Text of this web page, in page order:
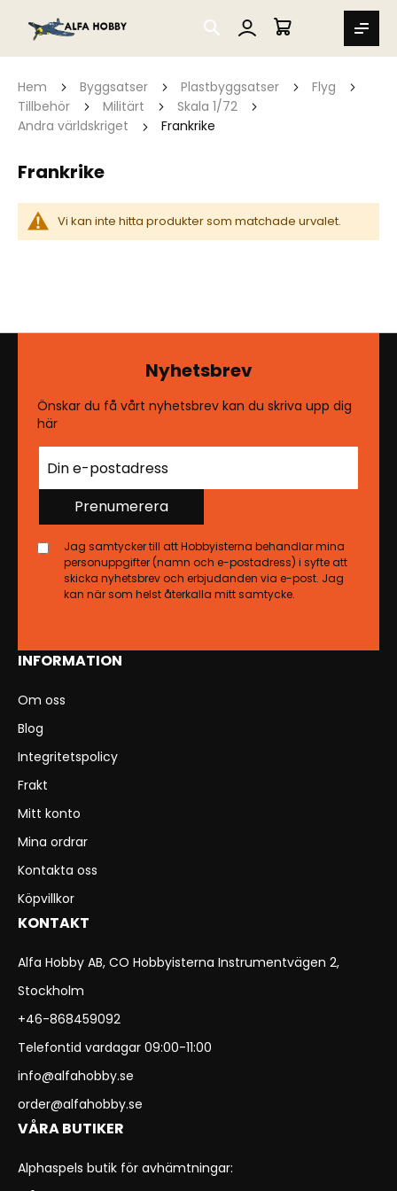
SEARCH
MIN VARUKORG
Hem Byggsatser Plastbyggsatser
Flyg
Tillbehör
Militärt
Skala 1/72
Andra världskriget
Frankrike
Frankrike
Vi kan inte hitta produkter som matchade urvalet.
INFORMATION
Om oss
Blog
Integritetspolicy
Frakt
Mitt konto
Mina ordrar
Kontakta oss
Köpvillkor
KONTAKT
Alfa Hobby AB, CO Hobbyisterna Instrumentvägen 2,
Stockholm
+46-868459092
Telefontid vardagar 09:00-11:00
info@alfahobby.se
order@alfahobby.se
VÅRA BUTIKER
Alphaspels butik för avhämtningar:
Nyhetsbrev
Önskar du få vårt nyhetsbrev kan du skriva upp dig
här
Prenumerera
Jag samtycker till att Hobbyisterna behandlar mina
personuppgifter (namn och e-postadress) i syfte att
skicka nyhetsbrev och erbjudanden via e-post. Jag
kan när som helst återkalla mitt samtycke.